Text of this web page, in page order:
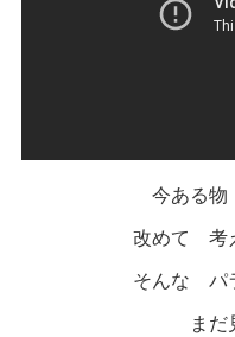
今ある物
改めて 考
そんな パ
ま